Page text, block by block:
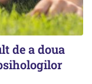
de a doua